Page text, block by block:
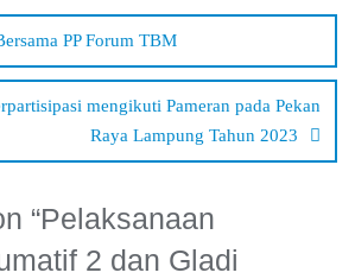
PP Forum TBM
mengikuti Pameran pada Pekan
Raya Lampung Tahun 2023
“Pelaksanaan
2 dan Gladi